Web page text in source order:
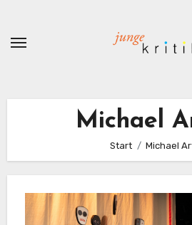
springen
Michael
Start Michael